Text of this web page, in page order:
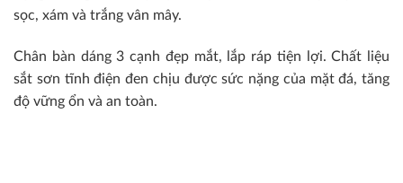
sọc, xám và trắng vân mây.
Chân bàn dáng 3 cạnh đẹp mắt, lắp ráp tiện lợi. Chất liệu
sắt sơn tĩnh điện đen chịu được sức nặng của mặt đá, tăng
độ vững ổn và an toàn.